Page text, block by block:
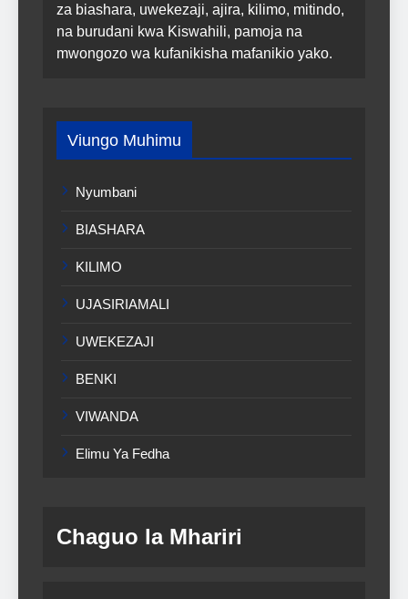
za biashara, uwekezaji, ajira, kilimo, mitindo,
na burudani kwa Kiswahili, pamoja na
mwongozo wa kufanikisha mafanikio yako.
Viungo Muhimu
Nyumbani
BIASHARA
KILIMO
UJASIRIAMALI
UWEKEZAJI
BENKI
VIWANDA
Elimu Ya Fedha
Chaguo la Mhariri